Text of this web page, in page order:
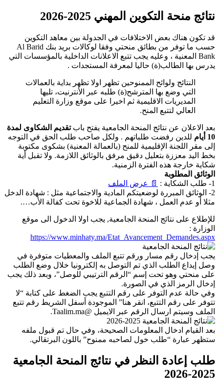
نتائج منحة التكوين المهني 2025-2026
قد تكون هناك بعض الاختلافات في الجدولة بين معاهد التكوين
حسب ما توفر من بطائق منحتي وفقا لوكالات بريد بنك Al Barid
Bank المعنية ، وعليه يجب تتبع الاعلانات الداخلية بالمؤسسات التي
يدرس بها الطالب(ة) حاليا لمعرفة المستجدات .
النتائج ولوائح الممنوحين تظهر اولا تظهر بداية بالعمالات
التي وضع بها المترشح(ة) طلبه عبر الأنترنيت، تليها
المديريات الاقليمية ثم اخيرا على موقع وزارة التعليم
العالي لتتبع المنح.
بعد الاعلان عن نتائج المنحة الجامعية يفتح بابتقديم الشكاوى لمدة
10 أيام
للدين رفضت طلباتهم . ولكل صاحب طلب الحق في التوجه
إلى مقر اللجنة الإقليمية للمنح (بالعمالة المعنية) بشكوى مكتوبة
بخط اليد معززة بتعليل دقيق مرفق بالوثائق اللازمة. ولا تقبل أية
شكاية خارجة هذه الفترة الزمنية.
الوثائق المطلوبة
1- طلب الشكاية :
📄 عرض الملف
2- الوثائق المبررة لوضعيتكم المادية والاجتماعية مثل : شهادة الدخل
مثلا أو عدم العمل ، شهادة الجماعية للاخوة تحت كفالة الأب….
للإطلاع على نتائج المنحة الجامعية, يجب اولا الدخول الى موقع
الوزارة :
https://www.minhaty.ma/Etat_Avancement_Demandes.aspx
يجب إدخال رقم مسار ورقم تتبع الملف والمعطيات متوفرة في
وصل إيداع الطلب الذي تم التوصل به إلكترونيا خلال وضع الطلب
على منحتي وهو تحت إسم “الرقم الترتيبي للوصل”، وبعد ذلك يجب
إدخال الرمز الذي في الصورة.
وفي حالة عدم التوفر على رقم التتبع يجب الضغط على كتابة “لا
تتوفر على رقم التتبع، انقر هنا” الموجودة أسفل الشريط رقم تتبع
الملف وسيتم ارسال الرقم عبر الايميل @Taalim.ma.
بعد القيام ادخال المعلومات الصحيحة، وفي حال تم قبول ملفه
ستظهر عبارة “طلب خول لصاحبه ممنوح” باللون البرتقالي.
طلب إعادة النظر في نتائج المنحة الجامعية
2025-2026